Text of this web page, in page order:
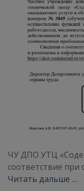
ЧУ ДПО УТЦ
соответствие при
Читать дальше …